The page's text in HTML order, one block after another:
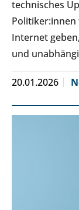
technisches
Internet
und
20.01.2026